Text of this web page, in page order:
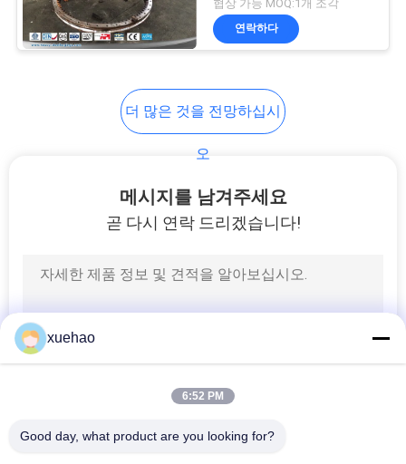
협상 가능 MOQ:1개 조각
연락하다
더 많은 것을 전망하십시
오
메시지를 남겨주세요
곧 다시 연락 드리겠습니다!
xuehao
6:52 PM
Good day, what product are you looking for?